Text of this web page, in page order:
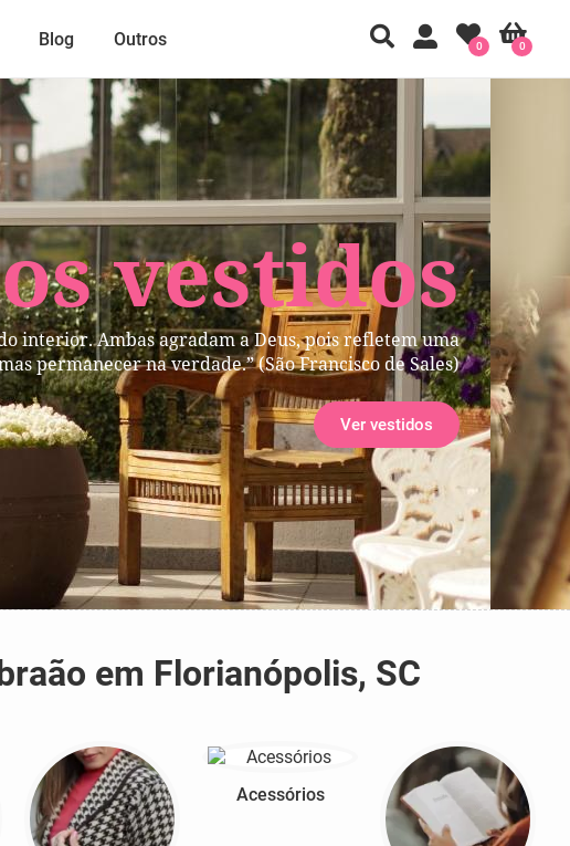
vestidos
interior. Ambas agradam a Deus, pois refletem uma
permanecer na verdade.” (São Francisco de Sales)
Ver vestidos
Blog Outros 0
0
em Florianópolis, SC
Acessórios